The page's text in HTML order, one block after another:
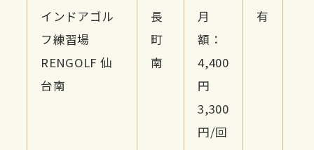
インドアゴル
フ練習場
RENGOLF 仙
台南
長
町
南
月
額：
4,400
円
3,300
円/回
有